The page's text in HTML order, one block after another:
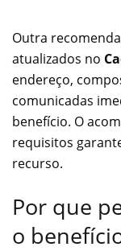
Outra
atualizados no
endereço,
comunicadas
benefício. O
requisitos
recurso.
Por que
o